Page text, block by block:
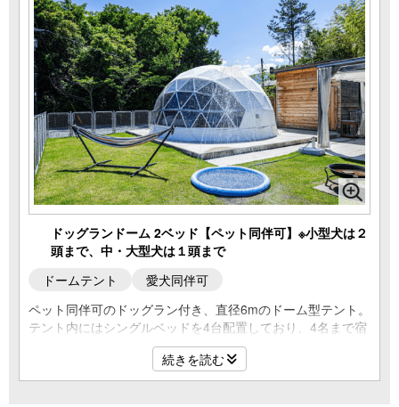
ドッグランドーム 2ベッド【ペット同伴可】※小型犬は２
頭まで、中・大型犬は１頭まで
ドームテント
愛犬同伴可
ペット同伴可のドッグラン付き、直径6mのドーム型テント。
テント内にはシングルベッドを4台配置しており、4名まで宿
泊可能です。専用の食事スペース、トイレ、シャワーも完備
しておりますので、ゆったりとプライベート空間をご堪能下
さい。
続きを読む